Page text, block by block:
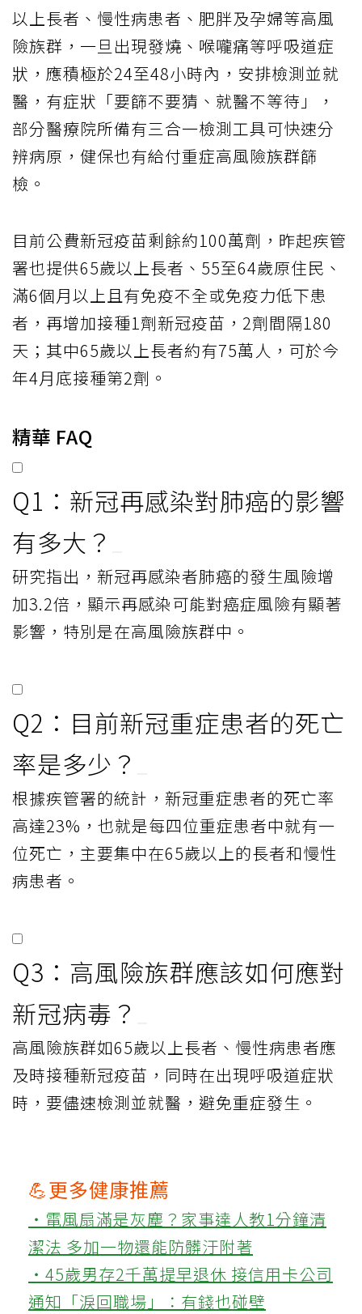
以上長者、慢性病患者、肥胖及孕婦等高風
險族群，一旦出現發燒、喉嚨痛等呼吸道症
狀，應積極於24至48小時內，安排檢測並就
醫，有症狀「要篩不要猜、就醫不等待」，
部分醫療院所備有三合一檢測工具可快速分
辨病原，健保也有給付重症高風險族群篩
檢。
目前公費新冠疫苗剩餘約100萬劑，昨起疾管
署也提供65歲以上長者、55至64歲原住民、
滿6個月以上且有免疫不全或免疫力低下患
者，再增加接種1劑新冠疫苗，2劑間隔180
天；其中65歲以上長者約有75萬人，可於今
年4月底接種第2劑。
精華 FAQ
Q1：新冠再感染對肺癌的影響
有多大？
研究指出，新冠再感染者肺癌的發生風險增
加3.2倍，顯示再感染可能對癌症風險有顯著
影響，特別是在高風險族群中。
Q2：目前新冠重症患者的死亡
率是多少？
根據疾管署的統計，新冠重症患者的死亡率
高達23%，也就是每四位重症患者中就有一
位死亡，主要集中在65歲以上的長者和慢性
病患者。
Q3：高風險族群應該如何應對
新冠病毒？
高風險族群如65歲以上長者、慢性病患者應
及時接種新冠疫苗，同時在出現呼吸道症狀
時，要儘速檢測並就醫，避免重症發生。
💪更多健康推薦
‧電風扇滿是灰塵？家事達人教1分鐘清
潔法 多加一物還能防髒汙附著
‧45歲男存2千萬提早退休 接信用卡公司
通知「淚回職場」：有錢也碰壁